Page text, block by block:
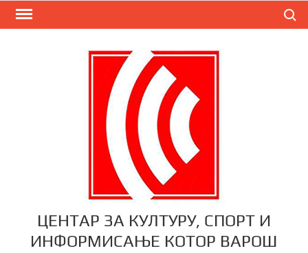
Skip
ЦЕНТАР ЗА КУЛТУРУ, СПОРТ И
ИНФОРМИСАЊЕ КОТОР ВАРОШ